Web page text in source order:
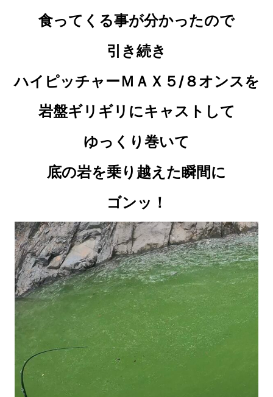
食ってくる事が分かったので
引き続き
ハイピッチャーＭＡＸ５/８オンスを
岩盤ギリギリにキャストして
ゆっくり巻いて
底の岩を乗り越えた瞬間に
ゴンッ！